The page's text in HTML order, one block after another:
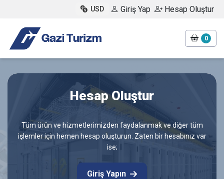
USD Giriş Yap Hesap Oluştur
0
Hesap Oluştur
Tüm ürün ve hizmetlerimizden faydalanmak ve diğer tüm
işlemler için hemen hesap oluşturun. Zaten bir hesabınız var
ise;
Giriş Yapın